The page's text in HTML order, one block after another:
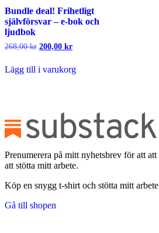
Bundle deal! Frihetligt
självförsvar – e-bok och
ljudbok
268,00kr Det
priset
var:
200,00 krDet
är:
Lägg till i varukorg
Prenumerera på mitt nyhetsbrev för att
att stötta mitt arbete.
Köp en snygg t-shirt och stötta mitt arbete
Gå till shopen